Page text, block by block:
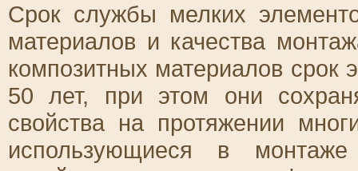
Срок службы мелких
материалов и качества
композитных материалов срок
50 лет, при этом они
свойства на протяжении
использующиеся в